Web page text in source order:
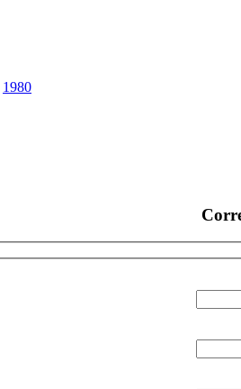
1980